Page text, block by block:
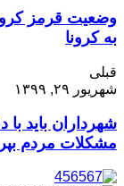
وضعیت قرمز
به کرونا
قبلی
شهریور ۲۹, ۱۳۹۹
شهرداران باید
مشکلات مردم